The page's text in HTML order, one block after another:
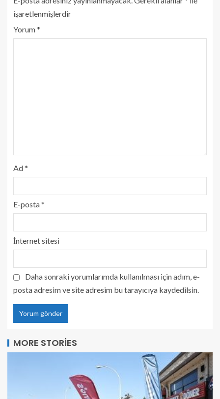
işaretlenmişlerdir
Yorum*
Ad*
E-posta*
İnternet sitesi
Daha sonraki yorumlarımda kullanılması için adım, e-
posta adresim ve site adresim bu tarayıcıya kaydedilsin.
MORE STORIES